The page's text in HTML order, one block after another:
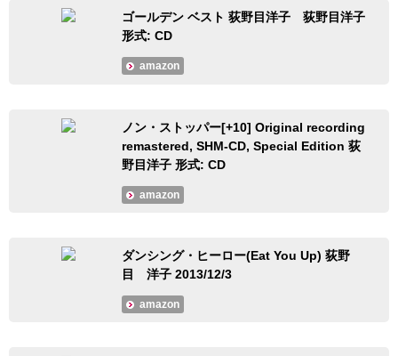
ゴールデン ベスト 荻野目洋子 荻野目洋子
形式: CD
amazon
ノン・ストッパー[+10] Original recording
remastered, SHM-CD, Special Edition 荻
野目洋子 形式: CD
amazon
ダンシング・ヒーロー(Eat You Up) 荻野
目 洋子 2013/12/3
amazon